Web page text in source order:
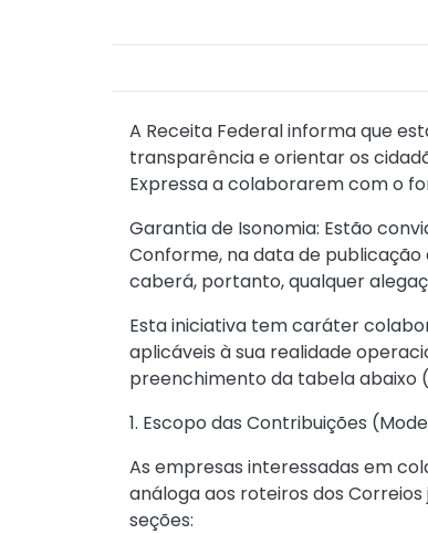
A Receita Federal informa que
transparência e orientar os
Expressa a colaborarem com o
Garantia de Isonomia: Estão
Conforme, na data de
caberá, portanto, qualquer
Esta iniciativa tem caráter
aplicáveis à sua realidade
preenchimento da tabela abaixo
1. Escopo das Contribuições
As empresas interessadas em
análoga aos roteiros dos
seções: